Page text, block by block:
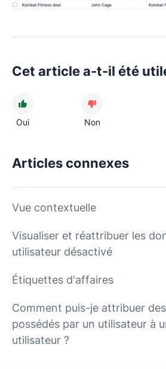
Cet article a-t-il été
Oui Non
Articles connexes
Vue contextuelle
Visualiser et réattribuer les
utilisateur désactivé
Étiquettes d'affaires
Comment puis-je attribuer
possédés par un utilisateur à
utilisateur ?